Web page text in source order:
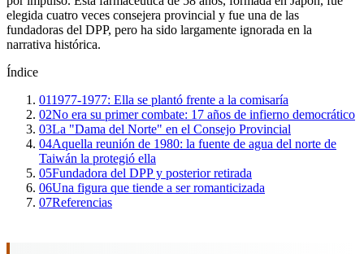
elegida cuatro veces consejera provincial y fue una de las
fundadoras del DPP, pero ha sido largamente ignorada en la
narrativa histórica.
Índice
011977-1977: Ella se plantó frente a la comisaría
02No era su primer combate: 17 años de infierno democrático
03La "Dama del Norte" en el Consejo Provincial
04Aquella reunión de 1980: la fuente de agua del norte de
Taiwán la protegió ella
05Fundadora del DPP y posterior retirada
06Una figura que tiende a ser romanticizada
07Referencias